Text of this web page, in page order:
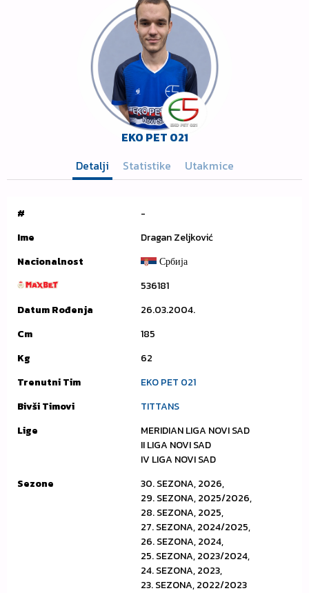
EKO PET 021
Detalji
Statistike Utakmice
#
-
Ime
Dragan Zeljković
Nacionalnost
Србија
536181
Datum Rođenja
26.03.2004.
Cm
185
Kg
62
Trenutni Tim
EKO PET 021
Bivši Timovi
TITTANS
Lige
MERIDIAN LIGA NOVI SAD
II LIGA NOVI SAD
IV LIGA NOVI SAD
Sezone
30. SEZONA, 2026,
29. SEZONA, 2025/2026,
28. SEZONA, 2025,
27. SEZONA, 2024/2025,
26. SEZONA, 2024,
25. SEZONA, 2023/2024,
24. SEZONA, 2023,
23. SEZONA, 2022/2023